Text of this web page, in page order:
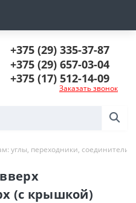
+375 (29) 335-37-87
+375 (29) 657-03-04
+375 (17) 512-14-09
Заказать звонок
углы, переходники, соединители
(с крышкой)